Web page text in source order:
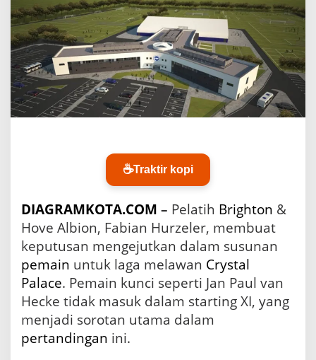
n
S
t
r
a
t
e
g
i
L
a
p
n
g
n
S
a
t
B
☕Traktir kopi
DIAGRAMKOTA.COM – Pelatih Brighton &
Hove Albion, Fabian Hurzeler, membuat
keputusan mengejutkan dalam susunan
pemain untuk laga melawan Crystal
Palace. Pemain kunci seperti Jan Paul van
Hecke tidak masuk dalam starting XI, yang
menjadi sorotan utama dalam
pertandingan ini.